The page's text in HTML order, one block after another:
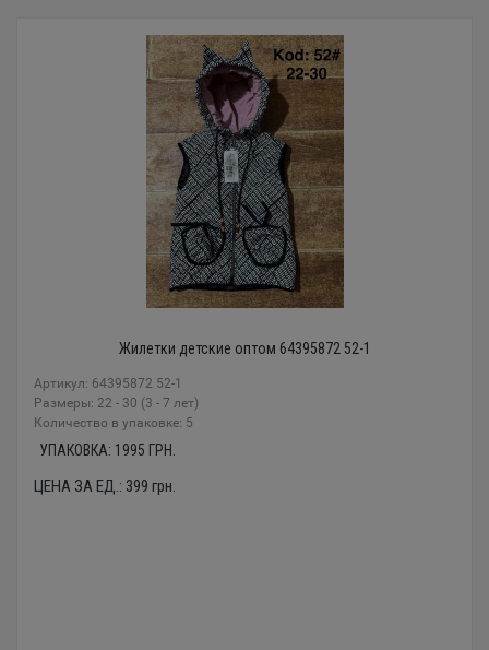
Жилетки детские оптом 64395872 52-1
Артикул: 64395872 52-1
Размеры: 22 - 30 (3 - 7 лет)
Количество в упаковке: 5
УПАКОВКА: 1995 ГРН.
ЦЕНА ЗА ЕД.: 399 грн.